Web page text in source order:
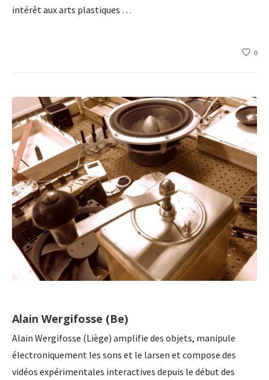
intérêt aux arts plastiques …
0
Alain Wergifosse (Be)
Alain Wergifosse (Liège) amplifie des objets, manipule
électroniquement les sons et le larsen et compose des
vidéos expérimentales interactives depuis le début des